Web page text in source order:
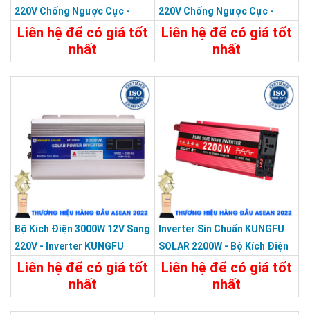
Thông số kỹ thuật
CÔNG SUẤT CỰC ĐẠI : 1000W
CÔNG SUẤT ĐỊNH MỨC : 300W
Dạng sóng đầu ra dạng sóng sin chuẩn
Loại Biến tần DC/AC.Có đèn Led hiển thị.
Quạt giải nhiệt.
Tần số đầu ra 50HZ hoặc 60HZ.
Điện áp ngõ vào : 12VDC
Điện áp ngõ ra : 220V
Kích thước : 172*112*60mm.
Trọng lượng 0,65kg
Bảo hành : 12 Tháng.
220V Chống Ngược Cực -
Inverter KUNGFU SOLAR KF-
Liên hệ để có giá tốt
nhất
220V Chống Ngược Cực -
Inverter KUNGFU SOLAR KF-
Liên hệ để có giá tốt
nhất
Bộ Kích Điện 3000W 12V Sang
220V - Inverter KUNGFU
SOLAR KF-3000U
Liên hệ để có giá tốt
nhất
Inverter Sin Chuẩn KUNGFU
SOLAR 2200W - Bộ Kích Điện
2200W 12V Sang 220V
Liên hệ để có giá tốt
nhất